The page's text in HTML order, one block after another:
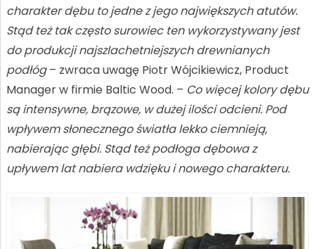
charakter dębu to jedne z jego największych atutów.
Stąd też tak często surowiec ten wykorzystywany jest
do produkcji najszlachetniejszych drewnianych
podłóg– zwraca uwagę Piotr Wójcikiewicz, Product
Manager w firmie Baltic Wood. – Co więcej kolory dębu
są intensywne, brązowe, w dużej ilości odcieni. Pod
wpływem słonecznego światła lekko ciemnieją,
nabierając głębi. Stąd też podłoga dębowa z
upływem lat nabiera wdzięku i nowego charakteru.